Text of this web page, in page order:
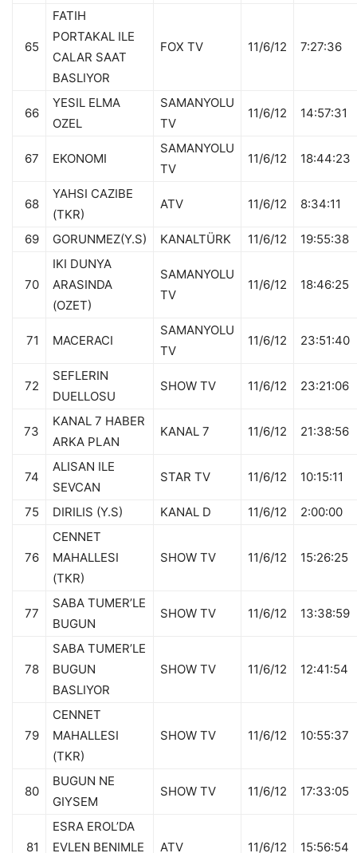
65
FATIH
PORTAKAL ILE
CALAR SAAT
BASLIYOR
FOX TV 11/6/12 7:27:36
66
YESIL ELMA
OZEL
SAMANYOLU
TV
11/6/12 14:57:31
67 EKONOMI
SAMANYOLU
TV
11/6/12 18:44:23
68
YAHSI CAZIBE
(TKR)
ATV 11/6/12 8:34:11
69 GORUNMEZ(Y.S) KANALTÜRK 11/6/12 19:55:38
70
IKI DUNYA
ARASINDA
(OZET)
SAMANYOLU
TV
11/6/12 18:46:25
71 MACERACI
SAMANYOLU
TV
11/6/12 23:51:40
72
SEFLERIN
DUELLOSU
SHOW TV 11/6/12 23:21:06
73
KANAL 7 HABER
ARKA PLAN
KANAL 7 11/6/12 21:38:56
74
ALISAN ILE
SEVCAN
STAR TV 11/6/12 10:15:11
75 DIRILIS (Y.S) KANAL D 11/6/12 2:00:00
76
CENNET
MAHALLESI
(TKR)
SHOW TV 11/6/12 15:26:25
77
SABA TUMER’LE
BUGUN
SHOW TV 11/6/12 13:38:59
78
SABA TUMER’LE
BUGUN
BASLIYOR
SHOW TV 11/6/12 12:41:54
79
CENNET
MAHALLESI
(TKR)
SHOW TV 11/6/12 10:55:37
80
BUGUN NE
GIYSEM
SHOW TV 11/6/12 17:33:05
81
ESRA EROL’DA
EVLEN BENIMLE
ATV 11/6/12 15:56:54